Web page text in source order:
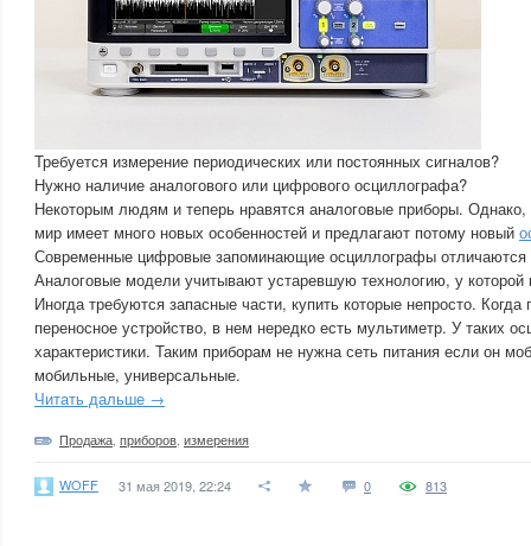
Требуется измерение периодических или постоянных сигналов?
Нужно наличие аналогового или цифрового осциллографа?
Некоторым людям и теперь нравятся аналоговые приборы.
мир имеет много новых особенностей и предлагают потому новый
Современные цифровые запоминающие осциллографы отличаются
Аналоговые модели учитывают устаревшую технологию, у которой
Иногда требуются запасные части, купить которые непросто.
переносное устройство, в нем нередко есть мультиметр. У таких
характеристики. Таким приборам не нужна сеть питания если он
мобильные, универсальные.
Читать дальше →
Продажа приборов измерения
WOFF 31 мая 2019, 22:24 0 813